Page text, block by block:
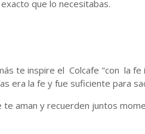
que lo necesitabas.
te inspire el Colcafe "con la fe
era la fe y fue suficiente para
aman y recuerden juntos